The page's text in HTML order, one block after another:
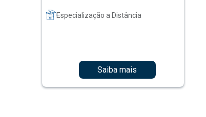
Especialização a Distância
Saiba mais